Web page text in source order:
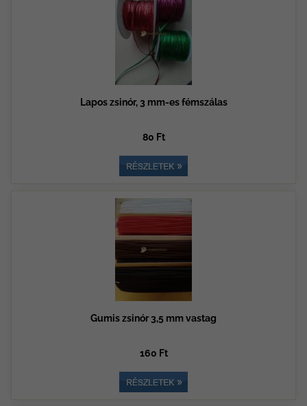
Lapos zsinór, 3 mm-es fémszálas
80 Ft
Gumis zsinór 3,5 mm vastag
160 Ft